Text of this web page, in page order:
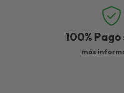
100% Pago
más